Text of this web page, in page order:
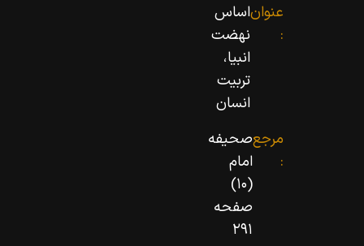
عنوان
:
اساس
نهضت
انبیا،
تربیت
انسان
مرجع
:
صحیفه
امام
(۱۰)
صفحه
۲۹۱